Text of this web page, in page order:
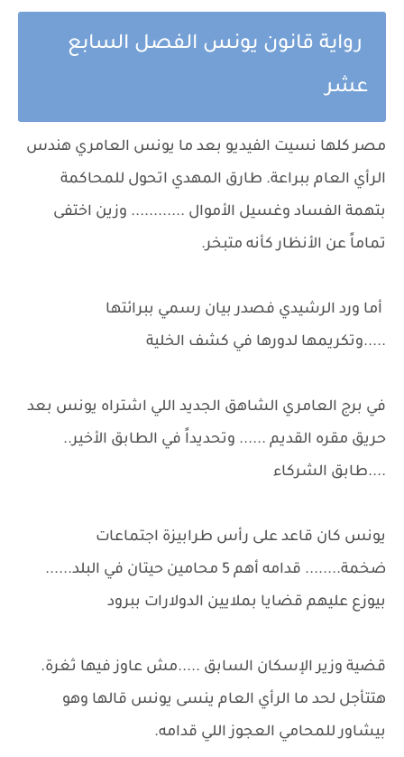
رواية قانون يونس الفصل السابع
عشر
مصر كلها نسيت الفيديو بعد ما يونس العامري هندس
الرأي العام ببراعة. طارق المهدي اتحول للمحاكمة
بتهمة الفساد وغسيل الأموال ............ وزين اختفى
تماماً عن الأنظار كأنه متبخر.
أما ورد الرشيدي فصدر بيان رسمي ببرائتها
.....وتكريمها لدورها في كشف الخلية
في برج العامري الشاهق الجديد اللي اشتراه يونس بعد
حريق مقره القديم ...... وتحديداً في الطابق الأخير..
....طابق الشركاء
يونس كان قاعد على رأس طرابيزة اجتماعات
ضخمة........ قدامه أهم 5 محامين حيتان في البلد......
بيوزع عليهم قضايا بملايين الدولارات ببرود
قضية وزير الإسكان السابق .....مش عاوز فيها ثغرة.
هتتأجل لحد ما الرأي العام ينسى يونس قالها وهو
بيشاور للمحامي العجوز اللي قدامه.